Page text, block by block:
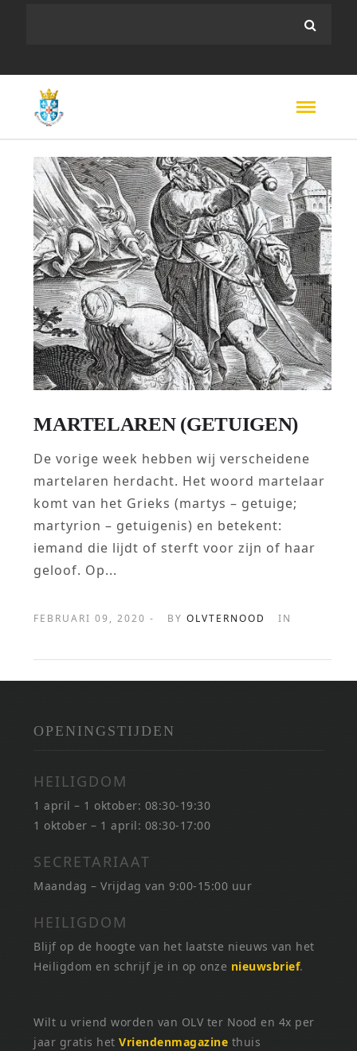
MARTELAREN (GETUIGEN)
De vorige week hebben wij verscheidene
martelaren herdacht. Het woord martelaar
komt van het Grieks (martys – getuige;
martyrion – getuigenis) en betekent:
iemand die lijdt of sterft voor zijn of haar
geloof. Op...
FEBRUARI 09, 2020 - BYOLVTERNOOD IN
OPENINGSTIJDEN
HEILIGDOM
1 april – 1 oktober: 08:30-19:30
1 oktober – 1 april: 08:30-17:00
SECRETARIAAT
Maandag – Vrijdag van 9:00-15:00 uur
HEILIGDOM
Blijf op de hoogte van het laatste nieuws van het
Heiligdom en schrijf je in op onze nieuwsbrief.
Wilt u vriend worden van OLV ter Nood en 4x per
jaar gratis hetVriendenmagazine thuis